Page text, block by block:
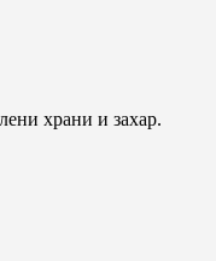
храни и захар.